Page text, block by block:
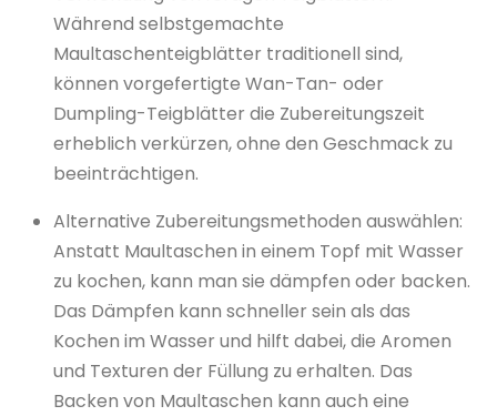
Während selbstgemachte
Maultaschenteigblätter traditionell sind,
können vorgefertigte Wan-Tan- oder
Dumpling-Teigblätter die Zubereitungszeit
erheblich verkürzen, ohne den Geschmack zu
beeinträchtigen.
Alternative Zubereitungsmethoden auswählen:
Anstatt Maultaschen in einem Topf mit Wasser
zu kochen, kann man sie dämpfen oder backen.
Das Dämpfen kann schneller sein als das
Kochen im Wasser und hilft dabei, die Aromen
und Texturen der Füllung zu erhalten. Das
Backen von Maultaschen kann auch eine